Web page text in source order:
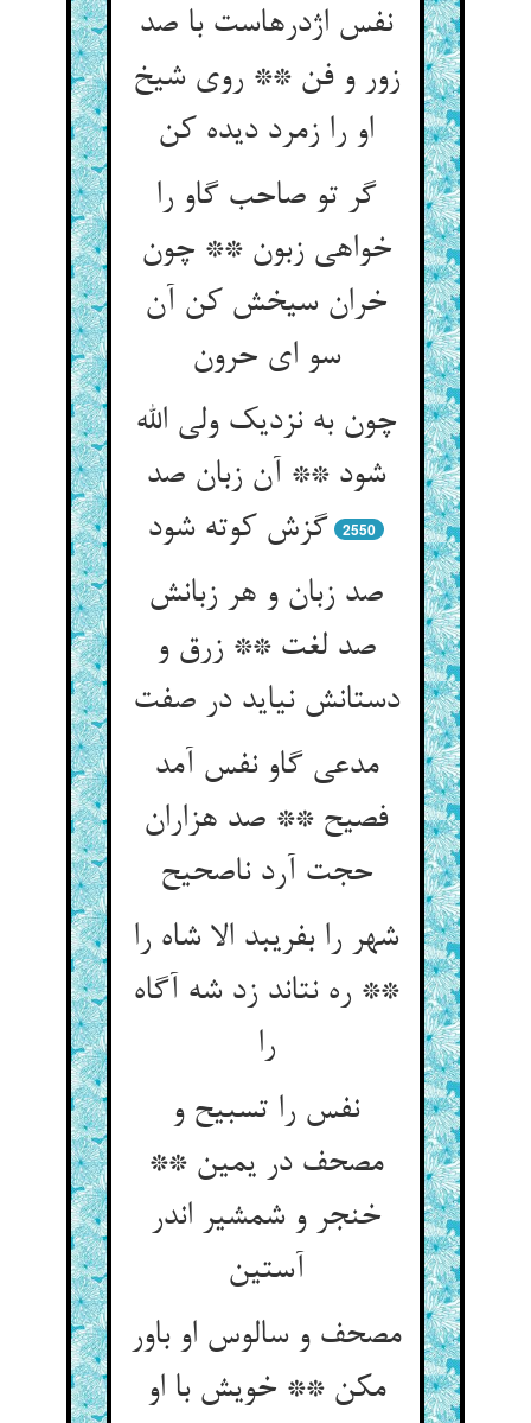
نفس اژدرهاست با صد
زور و فن ** روی شیخ
او را زمرد دیده کن
گر تو صاحب گاو را
خواهی زبون ** چون
خران سیخش کن آن
سو ای حرون
چون به نزدیک ولی الله
شود ** آن زبان صد
گزش کوته شود
2550
صد زبان و هر زبانش
صد لغت ** زرق و
دستانش نیاید در صفت
مدعی گاو نفس آمد
فصیح ** صد هزاران
حجت آرد ناصحیح
شهر را بفریبد الا شاه را
** ره نتاند زد شه آگاه
را
نفس را تسبیح و
مصحف در یمین **
خنجر و شمشیر اندر
آستین
مصحف و سالوس او باور
مکن ** خویش با او